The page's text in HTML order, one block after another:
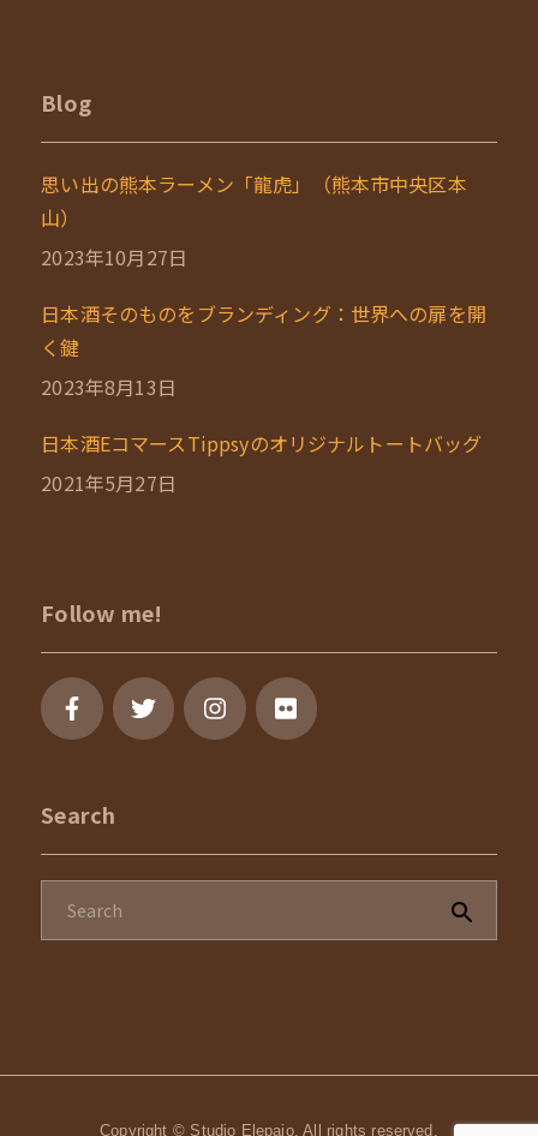
Blog
思い出の熊本ラーメン「龍虎」（熊本市中央区本
山）
2023年10月27日
日本酒そのものをブランディング：世界への扉を開
く鍵
2023年8月13日
日本酒EコマースTippsyのオリジナルトートバッグ
2021年5月27日
Follow me!
Search
Copyright © Studio Elepaio. All rights reserved.